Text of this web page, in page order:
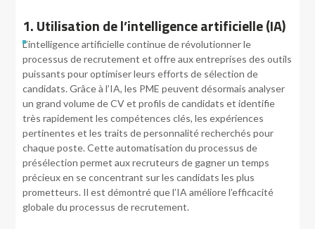
1. Utilisation de l’intelligence artificielle (IA)
L’intelligence artificielle continue de révolutionner le
processus de recrutement et offre aux entreprises des outils
puissants pour optimiser leurs efforts de sélection de
candidats. Grâce à l’IA, les PME peuvent désormais analyser
un grand volume de CV et profils de candidats et identifie
très rapidement les compétences clés, les expériences
pertinentes et les traits de personnalité recherchés pour
chaque poste. Cette automatisation du processus de
présélection permet aux recruteurs de gagner un temps
précieux en se concentrant sur les candidats les plus
prometteurs. Il est démontré que l’IA améliore l’efficacité
globale du processus de recrutement.